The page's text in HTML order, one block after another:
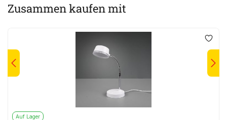
Zusammen kaufen mit
Auf Lager